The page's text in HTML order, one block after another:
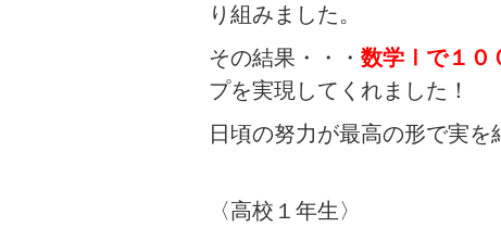
り組みました。
その結果・・・ 数学Ⅰで１０
プを実現してくれました！
日頃の努力が最高の形で実を
〈高校１年生〉